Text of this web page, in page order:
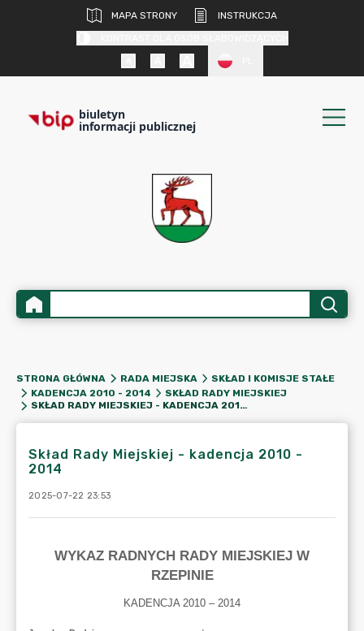
MAPA STRONY
INSTRUKCJA
biuletyn
informacji publicznej
STRONA GŁÓWNA RADA MIEJSKA
SKŁAD I KOMISJE STAŁE
KADENCJA 2010 - 2014
SKŁAD RADY MIEJSKIEJ
SKŁAD RADY MIEJSKIEJ - KADENCJA 2010 - 2014
Skład Rady Miejskiej - kadencja 2010 -
2014
2025-07-22 23:53